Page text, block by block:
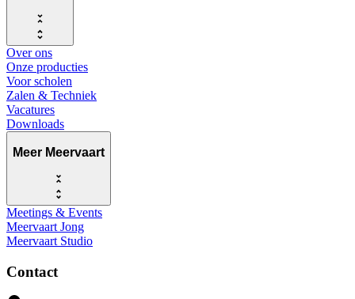
Over ons
Onze producties
Voor scholen
Zalen & Techniek
Vacatures
Downloads
Meer Meervaart
Meetings & Events
Meervaart Jong
Meervaart Studio
Contact